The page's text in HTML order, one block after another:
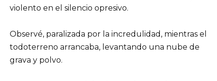
violento en el silencio opresivo.
Observé, paralizada por la incredulidad, mientras el
todoterreno arrancaba, levantando una nube de
grava y polvo.